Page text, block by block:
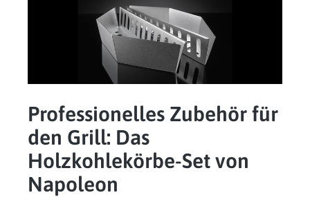
Professionelles Zubehör für
den Grill: Das
Holzkohlekörbe-Set von
Napoleon